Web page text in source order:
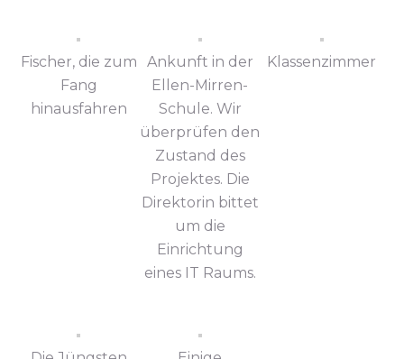
Fischer, die zum
Fang
hinausfahren
Ankunft in der
Ellen-Mirren-
Schule. Wir
überprüfen den
Zustand des
Projektes. Die
Direktorin bittet
um die
Einrichtung
eines IT Raums.
Klassenzimmer